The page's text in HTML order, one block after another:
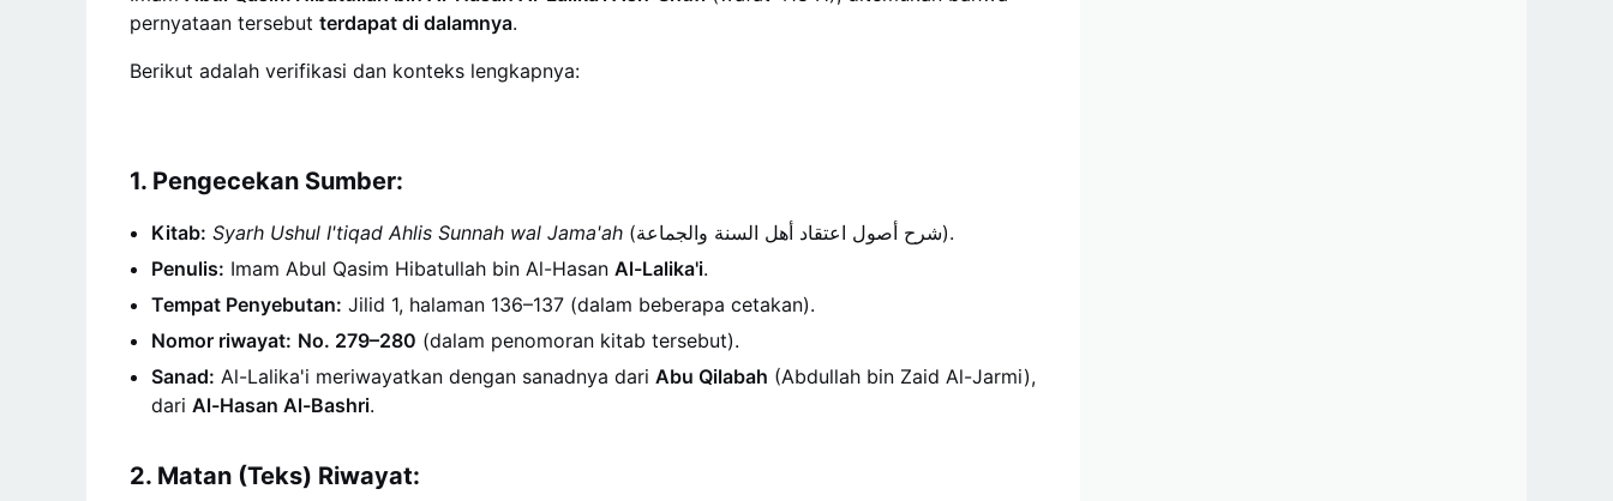
pernyataan tersebut terdapat di dalamnya.
Berikut adalah verifikasi dan konteks lengkapnya:
1. Pengecekan Sumber:
Kitab: Syarh Ushul I'tiqad Ahlis Sunnah wal Jama'ah
(شرح أصول اعتقاد أهل السنة والجماعة).
Penulis: Imam Abul Qasim Hibatullah bin Al-Hasan Al-Lalika'i.
Tempat Penyebutan: Jilid 1, halaman 136–137 (dalam beberapa cetakan).
Nomor riwayat: No. 279–280 (dalam penomoran kitab tersebut).
Sanad: Al-Lalika'i meriwayatkan dengan sanadnya dari Abu Qilabah (Abdullah bin Zaid Al-Jarmi),
dari Al-Hasan Al-Bashri.
2. Matan (Teks) Riwayat: